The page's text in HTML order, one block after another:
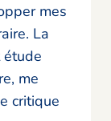
mes
La
étude
me
critique